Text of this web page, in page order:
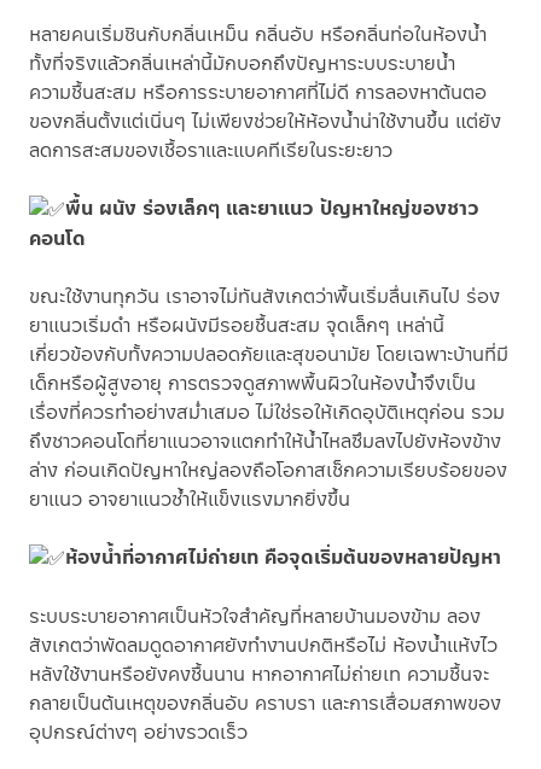
หลายคนเริ่มชินกับกลิ่นเหม็น กลิ่นอับ หรือกลิ่นท่อในห้องน้ำ
ทั้งที่จริงแล้วกลิ่นเหล่านี้มักบอกถึงปัญหาระบบระบายน้ำ
ความชื้นสะสม หรือการระบายอากาศที่ไม่ดี การลองหาต้นตอ
ของกลิ่นตั้งแต่เนิ่นๆ ไม่เพียงช่วยให้ห้องน้ำน่าใช้งานขึ้น แต่ยัง
ลดการสะสมของเชื้อราและแบคทีเรียในระยะยาว
พื้น ผนัง ร่องเล็กๆ และยาแนว ปัญหาใหญ่ของชาว
คอนโด
ขณะใช้งานทุกวัน เราอาจไม่ทันสังเกตว่าพื้นเริ่มลื่นเกินไป ร่อง
ยาแนวเริ่มดำ หรือผนังมีรอยชื้นสะสม จุดเล็กๆ เหล่านี้
เกี่ยวข้องกับทั้งความปลอดภัยและสุขอนามัย โดยเฉพาะบ้านที่มี
เด็กหรือผู้สูงอายุ การตรวจดูสภาพพื้นผิวในห้องน้ำจึงเป็น
เรื่องที่ควรทำอย่างสม่ำเสมอ ไม่ใช่รอให้เกิดอุบัติเหตุก่อน รวม
ถึงชาวคอนโดที่ยาแนวอาจแตกทำให้น้ำไหลซึมลงไปยังห้องข้าง
ล่าง ก่อนเกิดปัญหาใหญ่ลองถือโอกาสเช็กความเรียบร้อยของ
ยาแนว อาจยาแนวซ้ำให้แข็งแรงมากยิ่งขึ้น
ห้องน้ำที่อากาศไม่ถ่ายเท คือจุดเริ่มต้นของหลายปัญหา
ระบบระบายอากาศเป็นหัวใจสำคัญที่หลายบ้านมองข้าม ลอง
สังเกตว่าพัดลมดูดอากาศยังทำงานปกติหรือไม่ ห้องน้ำแห้งไว
หลังใช้งานหรือยังคงชื้นนาน หากอากาศไม่ถ่ายเท ความชื้นจะ
กลายเป็นต้นเหตุของกลิ่นอับ คราบรา และการเสื่อมสภาพของ
อุปกรณ์ต่างๆ อย่างรวดเร็ว